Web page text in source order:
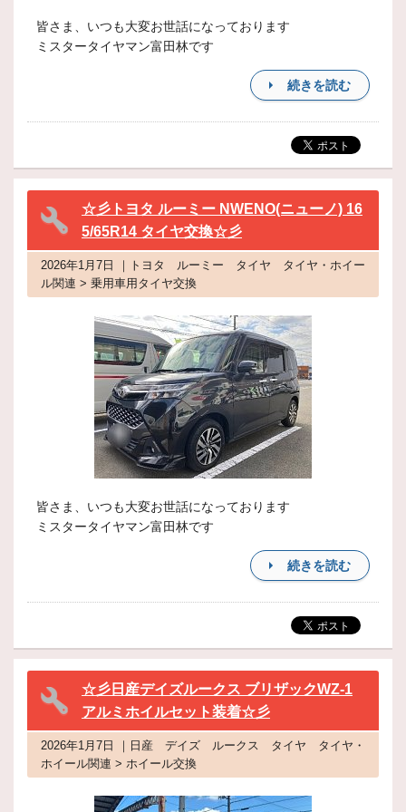
皆さま、いつも大変お世話になっております
ミスタータイヤマン富田林です
続きを読む
☆彡トヨタ ルーミー NWENO(ニューノ) 16
5/65R14 タイヤ交換☆彡
2026年1月7日 ｜トヨタ ルーミー タイヤ タイヤ・ホイー
ル関連 > 乗用車用タイヤ交換
皆さま、いつも大変お世話になっております
ミスタータイヤマン富田林です
続きを読む
☆彡日産デイズルークス ブリザックWZ-1
アルミホイルセット装着☆彡
2026年1月7日 ｜日産 デイズ ルークス タイヤ タイヤ・
ホイール関連 > ホイール交換